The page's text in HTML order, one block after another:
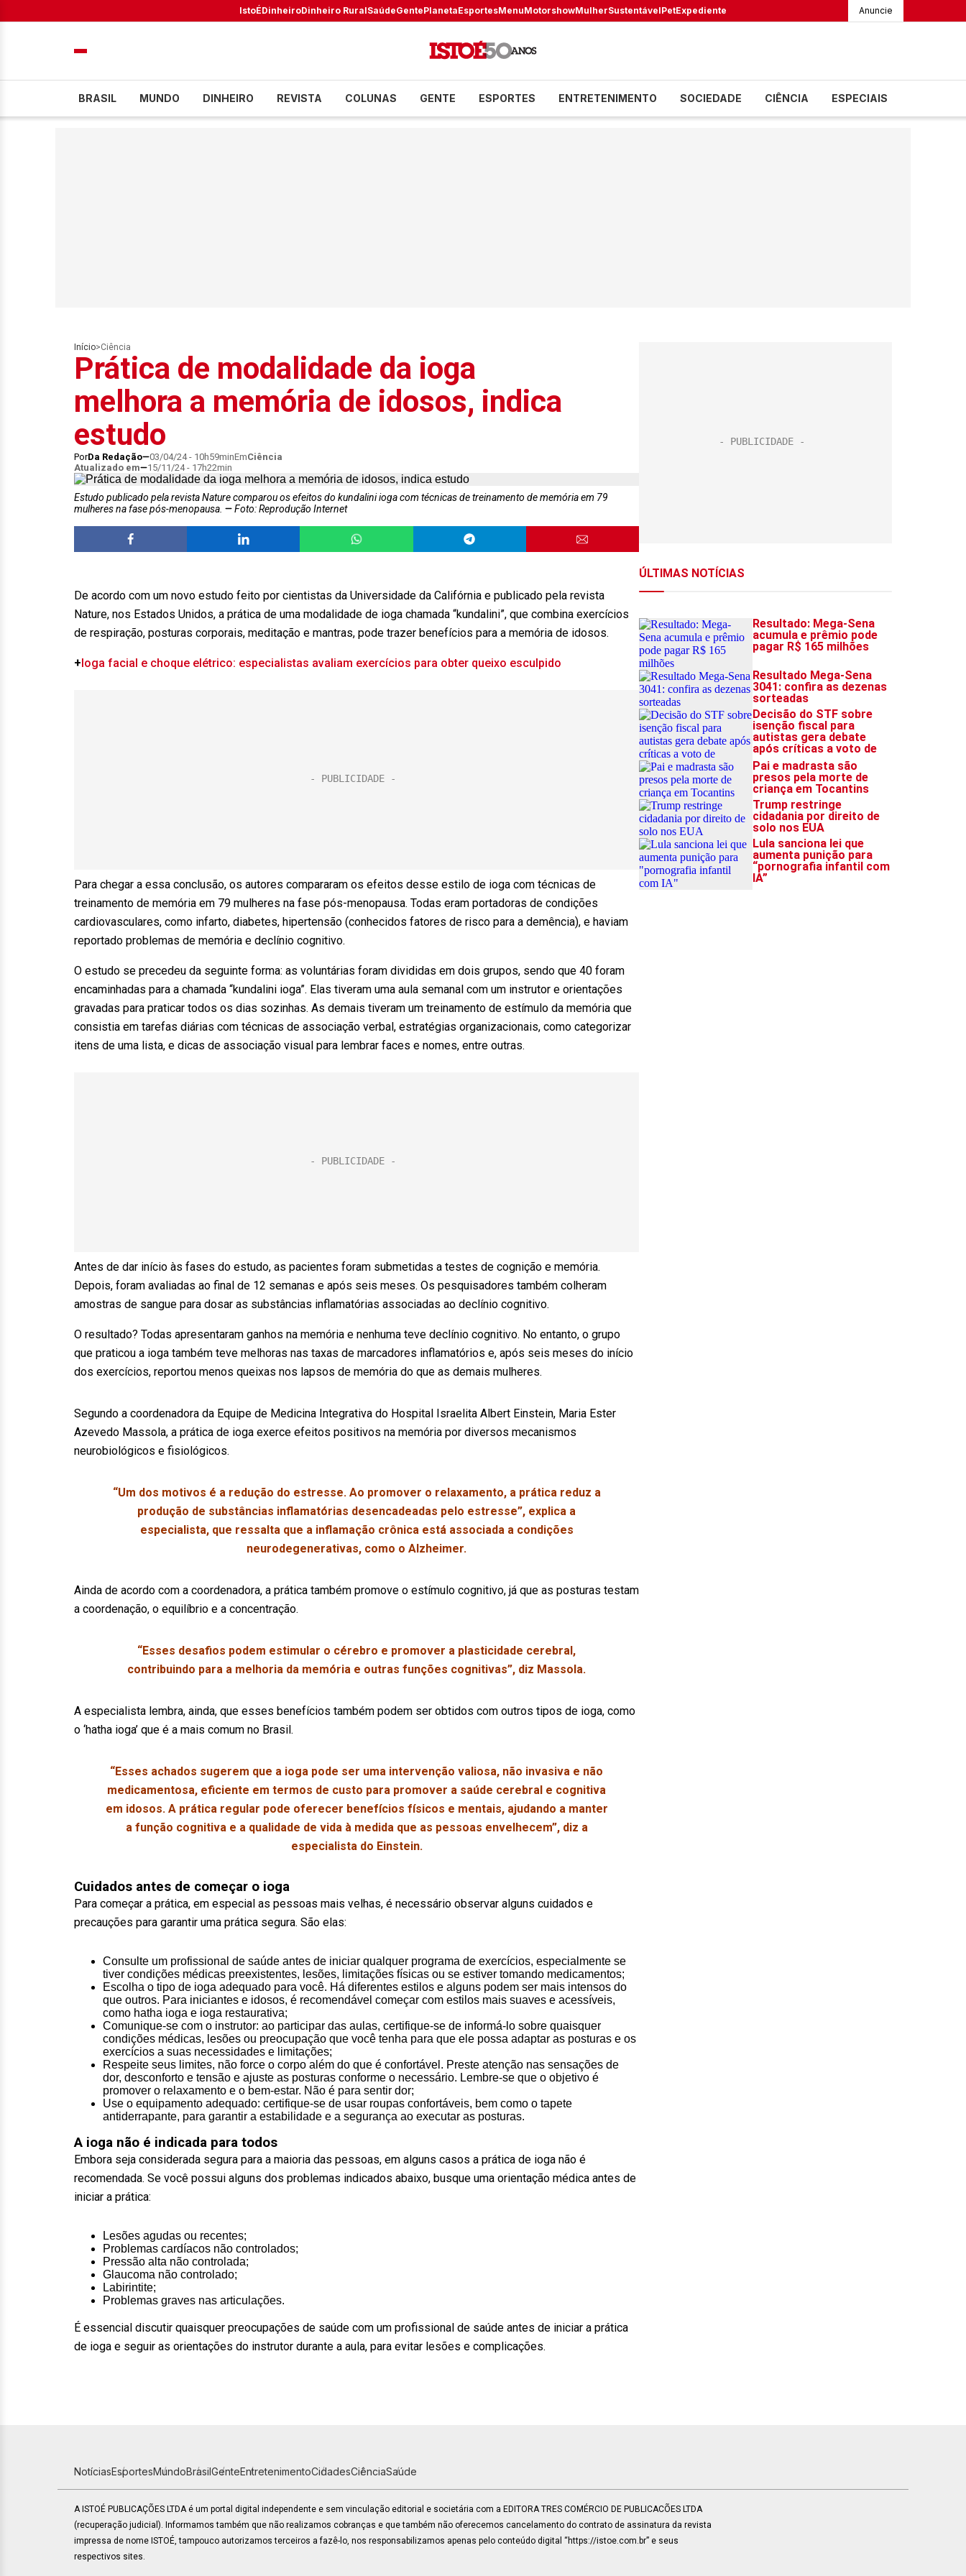
IstoÉDinheiroDinheiro RuralSaúdeGentePlanetaEsportesMenuMotorshowMulherSustentávelPetExpediente Anuncie
BRASIL MUNDO DINHEIRO REVISTA COLUNAS GENTE ESPORTES ENTRETENIMENTO SOCIEDADE CIÊNCIA ESPECIAIS
Início>Ciência
Prática de modalidade da ioga
melhora a memória de idosos, indica
estudo
PorDa Redação 03/04/24 - 10h59minEmCiência
Atualizado em
15/11/24 - 17h22min
Estudo publicado pela revista Nature comparou os efeitos do kundalini ioga com técnicas de treinamento de memória em 79
mulheres na fase pós-menopausa.
Foto: Reprodução Internet
De acordo com um novo estudo feito por cientistas da Universidade da Califórnia e publicado pela revista
Nature, nos Estados Unidos, a prática de uma modalidade de ioga chamada “kundalini”, que combina exercícios
de respiração, posturas corporais, meditação e mantras, pode trazer benefícios para a memória de idosos.
+Ioga facial e choque elétrico: especialistas avaliam exercícios para obter queixo esculpido
Para chegar a essa conclusão, os autores compararam os efeitos desse estilo de ioga com técnicas de
treinamento de memória em 79 mulheres na fase pós-menopausa. Todas eram portadoras de condições
cardiovasculares, como infarto, diabetes, hipertensão (conhecidos fatores de risco para a demência), e haviam
reportado problemas de memória e declínio cognitivo.
O estudo se precedeu da seguinte forma: as voluntárias foram divididas em dois grupos, sendo que 40 foram
encaminhadas para a chamada “kundalini ioga”. Elas tiveram uma aula semanal com um instrutor e orientações
gravadas para praticar todos os dias sozinhas. As demais tiveram um treinamento de estímulo da memória que
consistia em tarefas diárias com técnicas de associação verbal, estratégias organizacionais, como categorizar
itens de uma lista, e dicas de associação visual para lembrar faces e nomes, entre outras.
Antes de dar início às fases do estudo, as pacientes foram submetidas a testes de cognição e memória.
Depois, foram avaliadas ao final de 12 semanas e após seis meses. Os pesquisadores também colheram
amostras de sangue para dosar as substâncias inflamatórias associadas ao declínio cognitivo.
O resultado? Todas apresentaram ganhos na memória e nenhuma teve declínio cognitivo. No entanto, o grupo
que praticou a ioga também teve melhoras nas taxas de marcadores inflamatórios e, após seis meses do início
dos exercícios, reportou menos queixas nos lapsos de memória do que as demais mulheres.
Segundo a coordenadora da Equipe de Medicina Integrativa do Hospital Israelita Albert Einstein, Maria Ester
Azevedo Massola, a prática de ioga exerce efeitos positivos na memória por diversos mecanismos
neurobiológicos e fisiológicos.
“Um dos motivos é a redução do estresse. Ao promover o relaxamento, a prática reduz a
produção de substâncias inflamatórias desencadeadas pelo estresse”, explica a
especialista, que ressalta que a inflamação crônica está associada a condições
neurodegenerativas, como o Alzheimer.
Ainda de acordo com a coordenadora, a prática também promove o estímulo cognitivo, já que as posturas testam
a coordenação, o equilíbrio e a concentração.
“Esses desafios podem estimular o cérebro e promover a plasticidade cerebral,
contribuindo para a melhoria da memória e outras funções cognitivas”, diz Massola.
A especialista lembra, ainda, que esses benefícios também podem ser obtidos com outros tipos de ioga, como
o ‘hatha ioga’ que é a mais comum no Brasil.
“Esses achados sugerem que a ioga pode ser uma intervenção valiosa, não invasiva e não
medicamentosa, eficiente em termos de custo para promover a saúde cerebral e cognitiva
em idosos. A prática regular pode oferecer benefícios físicos e mentais, ajudando a manter
a função cognitiva e a qualidade de vida à medida que as pessoas envelhecem”, diz a
especialista do Einstein.
Cuidados antes de começar o ioga
Para começar a prática, em especial as pessoas mais velhas, é necessário observar alguns cuidados e
precauções para garantir uma prática segura. São elas:
Consulte um profissional de saúde antes de iniciar qualquer programa de exercícios, especialmente se
tiver condições médicas preexistentes, lesões, limitações físicas ou se estiver tomando medicamentos;
Escolha o tipo de ioga adequado para você. Há diferentes estilos e alguns podem ser mais intensos do
que outros. Para iniciantes e idosos, é recomendável começar com estilos mais suaves e acessíveis,
como hatha ioga e ioga restaurativa;
Comunique-se com o instrutor: ao participar das aulas, certifique-se de informá-lo sobre quaisquer
condições médicas, lesões ou preocupação que você tenha para que ele possa adaptar as posturas e os
exercícios a suas necessidades e limitações;
Respeite seus limites, não force o corpo além do que é confortável. Preste atenção nas sensações de
dor, desconforto e tensão e ajuste as posturas conforme o necessário. Lembre-se que o objetivo é
promover o relaxamento e o bem-estar. Não é para sentir dor;
Use o equipamento adequado: certifique-se de usar roupas confortáveis, bem como o tapete
antiderrapante, para garantir a estabilidade e a segurança ao executar as posturas.
A ioga não é indicada para todos
Embora seja considerada segura para a maioria das pessoas, em alguns casos a prática de ioga não é
recomendada. Se você possui alguns dos problemas indicados abaixo, busque uma orientação médica antes de
iniciar a prática:
Lesões agudas ou recentes;
Problemas cardíacos não controlados;
Pressão alta não controlada;
Glaucoma não controlado;
Labirintite;
Problemas graves nas articulações.
É essencial discutir quaisquer preocupações de saúde com um profissional de saúde antes de iniciar a prática
de ioga e seguir as orientações do instrutor durante a aula, para evitar lesões e complicações.
NotíciasEsportesMundoBrasilGenteEntretenimentoCidadesCiênciaSaúde
A ISTOÉ PUBLICAÇÕES LTDA é um portal digital independente e sem vinculação editorial e societária com a EDITORA TRES COMÉRCIO DE PUBLICACÕES LTDA
(recuperação judicial). Informamos também que não realizamos cobranças e que também não oferecemos cancelamento do contrato de assinatura da revista
impressa de nome ISTOÉ, tampouco autorizamos terceiros a fazê-lo, nos responsabilizamos apenas pelo conteúdo digital “https://istoe.com.br” e seus
respectivos sites.